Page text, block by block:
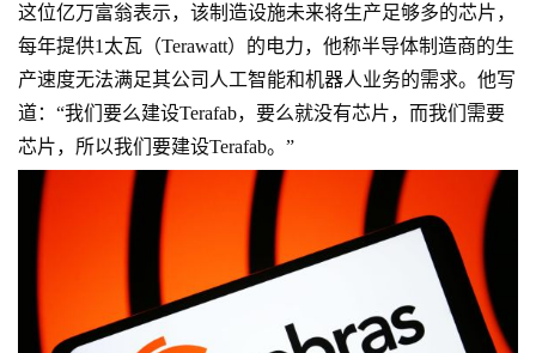
这位亿万富翁表示，该制造设施未来将生产足够多的芯片，
每年提供1太瓦（Terawatt）的电力，他称半导体制造商的生
产速度无法满足其公司人工智能和机器人业务的需求。他写
道：“我们要么建设Terafab，要么就没有芯片，而我们需要
芯片，所以我们要建设Terafab。”